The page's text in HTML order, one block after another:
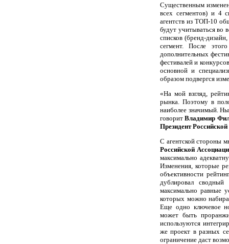
Существенным
всех сегментов) и 4
агентств из ТОП-10
будут учитываться во
списков (бренд-
сегмент. После
дополнительных
фестивалей и
основной и
образом подвергся
«На мой взгляд,
рынка. Поэтому в
наиболее значимый.
говоритВладимир
Президент Р
С агентской стороны
Российской
максимально
Изменения, которые
объективности
дублировал сводный
максимально равные
которых можно
Еще одно ключевое
может быть
используются
же проект в разных
ограничение даст